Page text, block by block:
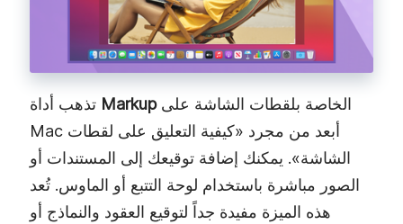
Markupالخاصة بلقطات الشاشة على
Mac أبعد من مجرد «كيفية التعليق على لقطات
الشاشة». يمكنك إضافة توقيعك إلى المستندات أو
الصور مباشرة باستخدام لوحة التتبع أو الماوس. تُعد
هذه الميزة مفيدة جداً لتوقيع العقود والنماذج أو